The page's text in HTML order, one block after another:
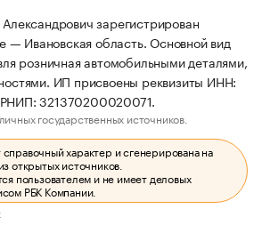
зарегистрирован
— Ивановская область. Основной вид
розничная автомобильными деталями,
ИП присвоены реквизиты ИНН:
321370200020071.
государственных источников.
характер и сгенерирована на
открытых источников.
пользователем и не имеет деловых
РБК Компании.